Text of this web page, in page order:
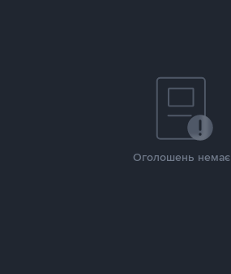
Оголошень немає